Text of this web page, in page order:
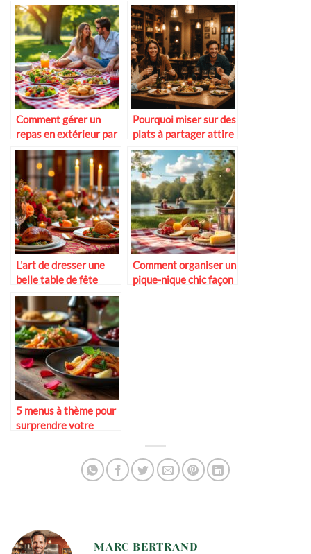
Comment gérer un
repas en extérieur par
temps chaud
Pourquoi miser sur des
plats à partager attire
plus de clients
L’art de dresser une
belle table de fête
Comment organiser un
pique-nique chic façon
5 menus à thème pour
surprendre votre
MARC BERTRAND